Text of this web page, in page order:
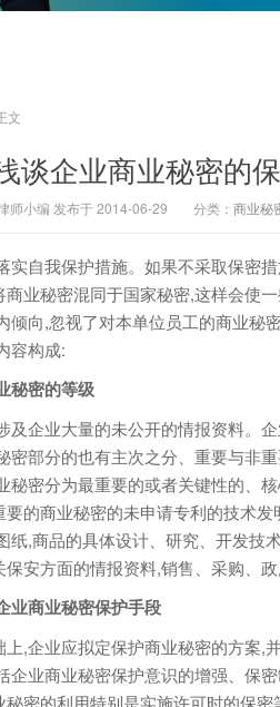
文
谈企业商业秘密的
师小编 发布于 2014-06-29 分类： 商业秘
自我保护措施。如果不采取保密
业秘密混同于国家秘密,这样会使
向,忽视了对本单位员工的商业秘
容构成:
秘密的等级
业大量的未公开的情报资料。企
密部分的也有主次之分、重要与非
密分为最重要的或者关键性的、
的商业秘密的未申请专利的技术
,商品的具体设计、研究、开发技
安方面的情报资料,销售、采购、
业商业秘密保护手段
企业应拟定保护商业秘密的方案,
企业商业秘密保护意识的增强、保
密的利用特别是实施许可时的保